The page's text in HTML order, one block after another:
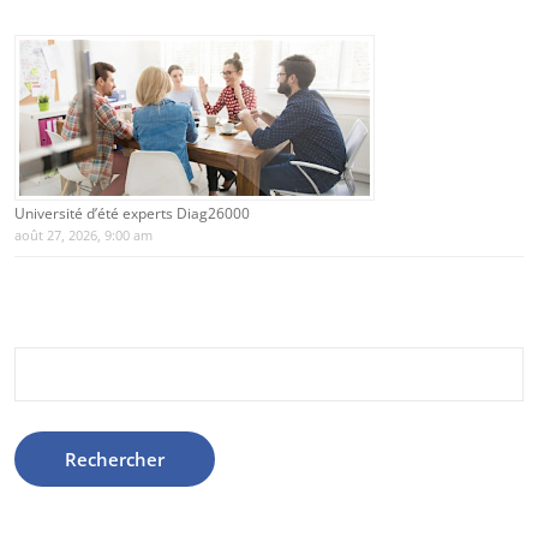
Université d’été experts Diag26000
août 27, 2026, 9:00 am